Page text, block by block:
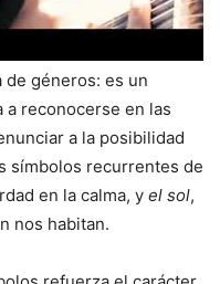
de géneros: es un
a reconocerse en las
a la posibilidad
símbolos recurrentes de
en la calma, y el sol,
nos habitan.